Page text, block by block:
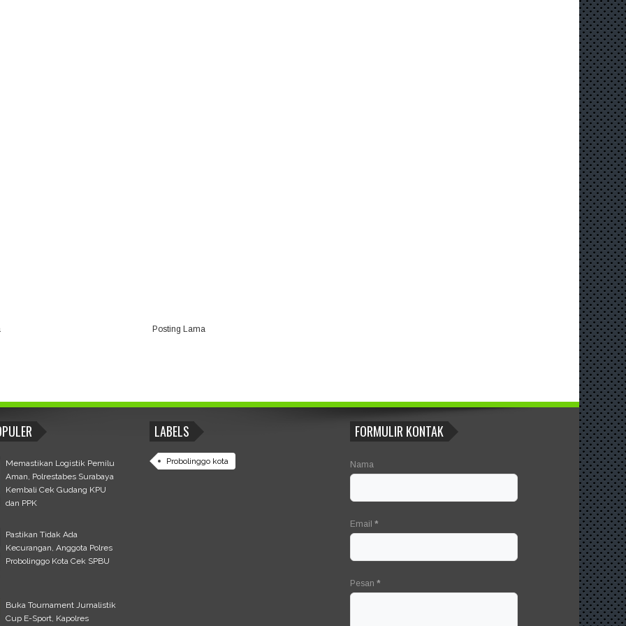
Posting Lama
Memastikan Logistik Pemilu
Aman, Polrestabes Surabaya
Kembali Cek Gudang KPU
dan PPK
Pastikan Tidak Ada
Kecurangan, Anggota Polres
Probolinggo Kota Cek SPBU
Buka Tournament Jurnalistik
Cup E-Sport, Kapolres
LABELS
Probolinggo kota
FORMULIR KONTAK
Nama
Email*
Pesan*